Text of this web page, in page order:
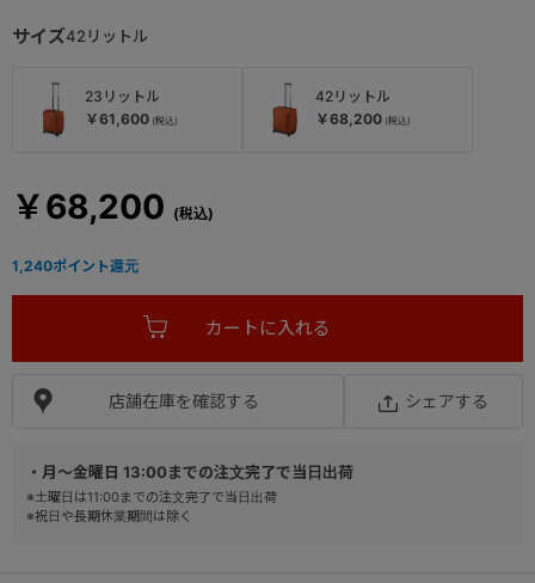
・月～金曜日 13:00までの注文完了で当日出荷
※土曜日は11:00までの注文完了で当日出荷
※祝日や長期休業期間は除く
￥68,200
サイズ42リットル
23リットル
￥61,600
42リットル
￥68,200
店舗在庫を確認する シェアする
1,240ポイント還元